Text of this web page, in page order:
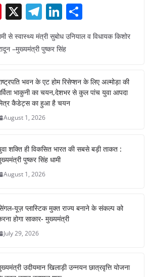
Pi
nt
er
e
st
X T
el
e
gr
a
m
Li
n
k
dI
n
ar
से स्वास्थ्य मंत्री सुबोध उनियाल व विधायक किशोर
–मुख्यमंत्री पुष्कर सिंह
भवन के एट होम रिसेप्शन के लिए अल्मोड़ा की
भाकुनी का चयन,देशभर से कुल पांच युवा आपदा
कैडेट्स का हुआ है चयन
August 1, 2026
शक्ति ही विकसित भारत की सबसे बड़ी ताकत :
पुष्कर सिंह धामी
August 1, 2026
यूज़ प्लास्टिक मुक्त राज्य बनाने के संकल्प को
होगा साकार- मुख्यमंत्री
July 29, 2026
उदीयमान खिलाड़ी उन्नयन छात्रवृत्ति योजना